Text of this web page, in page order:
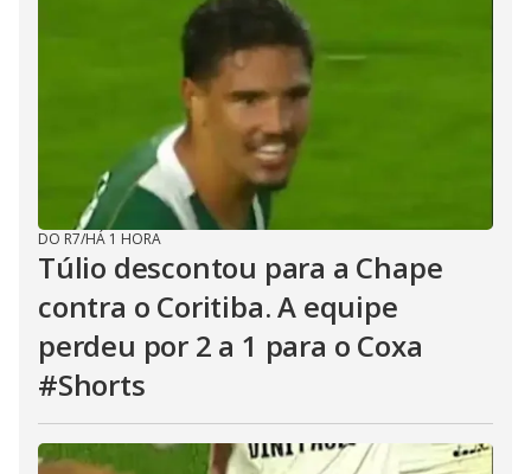
DO R7/HÁ 1 HORA
Túlio descontou para a Chape
contra o Coritiba. A equipe
perdeu por 2 a 1 para o Coxa
#Shorts